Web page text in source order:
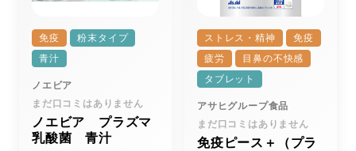
免疫
粉末タイプ
青汁
ノエビア
まだ口コミはありません
ノエビア プラズマ
乳酸菌 青汁
ストレス・精神
免疫
疲労
目鼻の不快感
タブレット
アサヒグループ食品
まだ口コミはありません
免疫ピース＋（プラ